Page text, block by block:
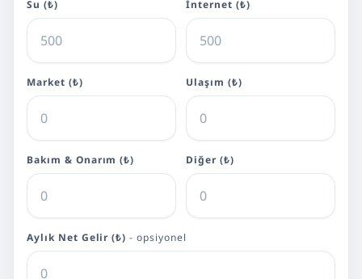
Su (₺) İnternet (₺)
Market (₺) Ulaşım (₺)
Bakım & Onarım (₺) Diğer (₺)
Aylık Net Gelir (₺)- opsiyonel